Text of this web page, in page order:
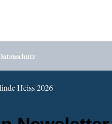
Heiss 2026